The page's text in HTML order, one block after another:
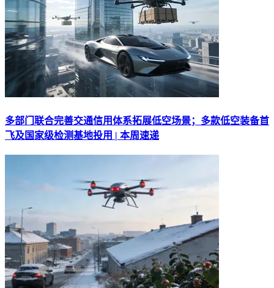
多部门联合完善交通信用体系拓展低空场景；多款低空装备首
飞及国家级检测基地投用 | 本周速递